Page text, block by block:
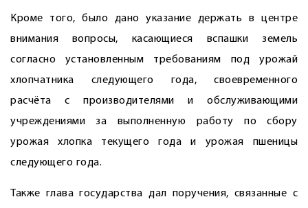
Кроме того, было дано указание держать в центре
внимания вопросы, касающиеся вспашки земель
согласно установленным требованиям под урожай
хлопчатника следующего года, своевременного
расчёта с производителями и обслуживающими
учреждениями за выполненную работу по сбору
урожая хлопка текущего года и урожая пшеницы
следующего года.
Также глава государства дал поручения, связанные с